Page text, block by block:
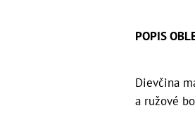
POPIS
Dievčina
a ružové